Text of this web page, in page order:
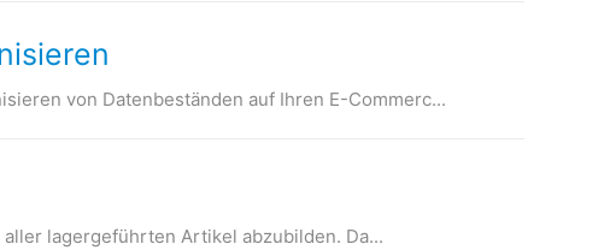
von Datenbeständen auf Ihren E-Commerc...
lagergeführten Artikel abzubilden. Da...